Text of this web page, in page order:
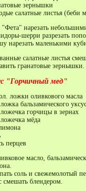
зернышки
салатные листья (беби
нарезать
шерри разрезать
нарезать маленькими
салатные листья
гранатовые зернышки.
"Горчичный мед"
ложки оливкового масла
бальзамического
горчицы в зернах
мёда
перцев
масло,
соль и свежемолотый
смешать блендером.